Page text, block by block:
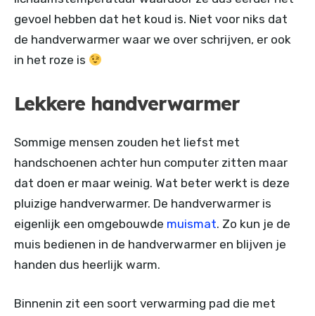
gevoel hebben dat het koud is. Niet voor niks dat
de handverwarmer waar we over schrijven, er ook
in het roze is
Lekkere handverwarmer
Sommige mensen zouden het liefst met
handschoenen achter hun computer zitten maar
dat doen er maar weinig. Wat beter werkt is deze
pluizige handverwarmer. De handverwarmer is
eigenlijk een omgebouwde muismat. Zo kun je de
muis bedienen in de handverwarmer en blijven je
handen dus heerlijk warm.
Binnenin zit een soort verwarming pad die met